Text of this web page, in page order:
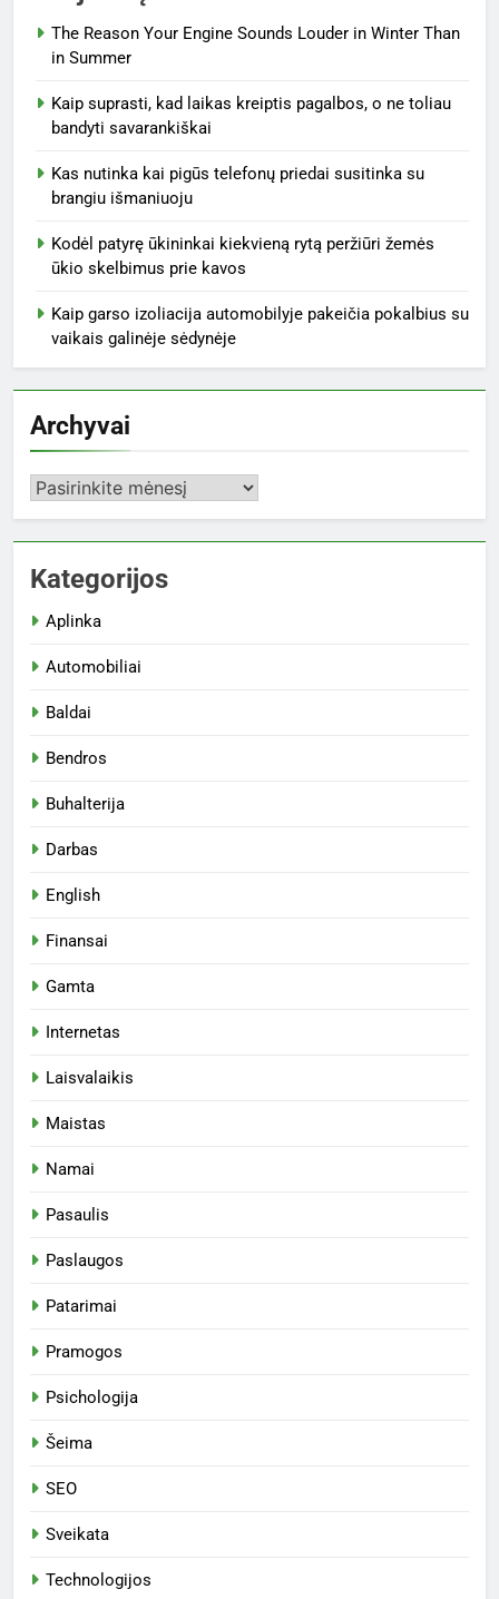
The Reason Your Engine Sounds Louder in Winter Than
in Summer
Kaip suprasti, kad laikas kreiptis pagalbos, o ne toliau
bandyti savarankiškai
Kas nutinka kai pigūs telefonų priedai susitinka su
brangiu išmaniuoju
Kodėl patyrę ūkininkai kiekvieną rytą peržiūri žemės
ūkio skelbimus prie kavos
Kaip garso izoliacija automobilyje pakeičia pokalbius su
vaikais galinėje sėdynėje
Archyvai
Archyvai
Kategorijos
Aplinka
Automobiliai
Baldai
Bendros
Buhalterija
Darbas
English
Finansai
Gamta
Internetas
Laisvalaikis
Maistas
Namai
Pasaulis
Paslaugos
Patarimai
Pramogos
Psichologija
Šeima
SEO
Sveikata
Technologijos